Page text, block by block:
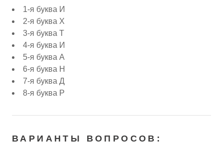
1-я буква И
2-я буква Х
3-я буква Т
4-я буква И
5-я буква А
6-я буква Н
7-я буква Д
8-я буква Р
ВАРИАНТЫ ВОПРОСОВ: